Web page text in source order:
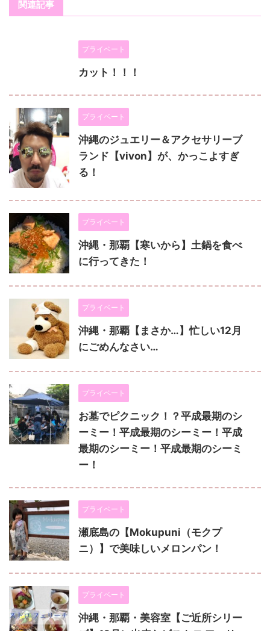
関連記事
プライベート
カット！！！
プライベート
沖縄のジュエリー＆アクセサリーブ
ランド【vivon】が、かっこよすぎ
る！
プライベート
沖縄・那覇【寒いから】土鍋を食べ
に行ってきた！
プライベート
沖縄・那覇【まさか…】忙しい12月
にごめんなさい…
プライベート
お墓でピクニック！？平成最期のシ
ーミー！平成最期のシーミー！平成
最期のシーミー！平成最期のシーミ
ー！
プライベート
瀬底島の【Mokupuni（モクプ
ニ）】で美味しいメロンパン！
プライベート
沖縄・那覇・美容室【ご近所シリー